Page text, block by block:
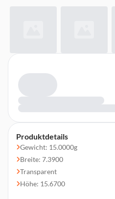
Produktdetails
Gewicht: 15.0000g
Breite: 7.3900
Transparent
Höhe: 15.6700